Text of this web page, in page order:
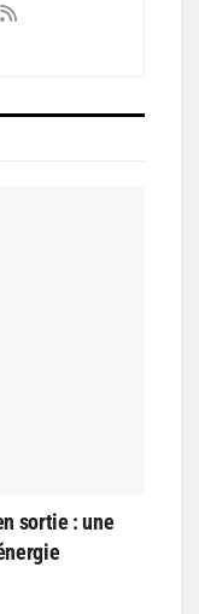
sortie : une